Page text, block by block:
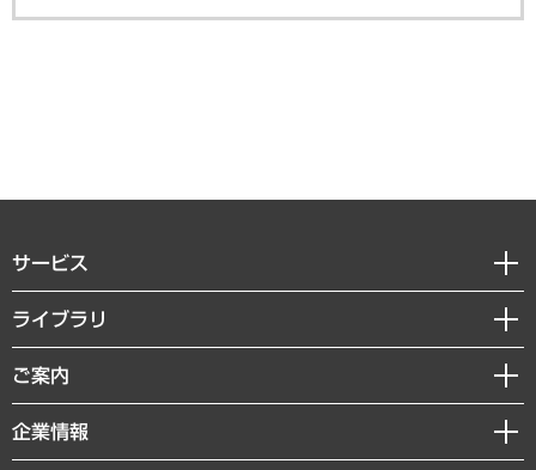
サービス
経営戦略
組織・人事戦略
デジタルイノベーション
ライブラリ
経済調査
レポート
コラム
ご案内
セミナー・イベント情報
MUFGビジネスセミナー
企業情報